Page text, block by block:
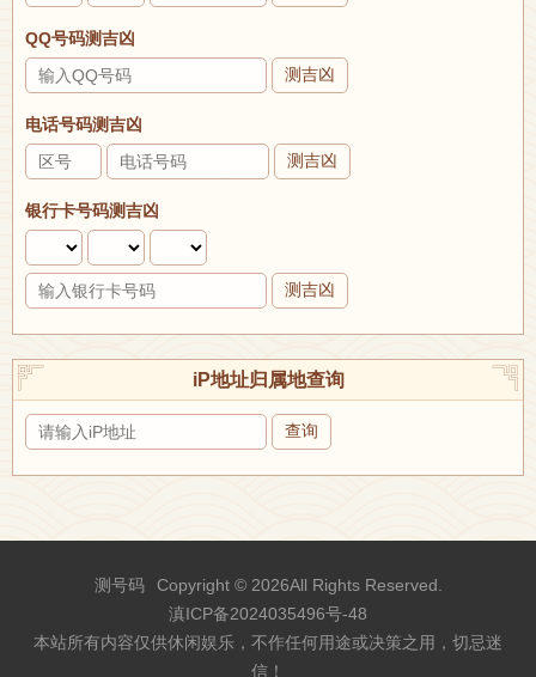
QQ号码测吉凶
测吉凶
电话号码测吉凶
测吉凶
银行卡号码测吉凶
测吉凶
iP地址归属地查询
查询
测号码
Copyright © 2026All Rights Reserved.
滇ICP备2024035496号-48
本站所有内容仅供休闲娱乐，不作任何用途或决策之用，切忌迷
信！